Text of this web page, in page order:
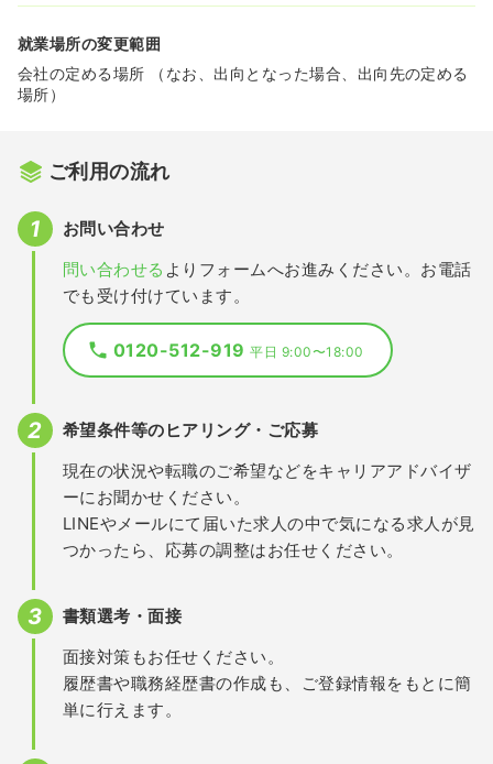
就業場所の変更範囲
会社の定める場所 （なお、出向となった場合、出向先の定める
場所）
ご利用の流れ
お問い合わせ
問い合わせる よりフォームへお進みください。お電話
でも受け付けています。
0120-512-919平日 9:00〜18:00
希望条件等のヒアリング・ご応募
現在の状況や転職のご希望などをキャリアアドバイザ
ーにお聞かせください。
LINEやメールにて届いた求人の中で気になる求人が見
つかったら、応募の調整はお任せください。
書類選考・面接
面接対策もお任せください。
履歴書や職務経歴書の作成も、ご登録情報をもとに簡
単に行えます。